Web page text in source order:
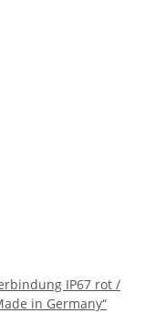
IP67 rot /
in Germany“